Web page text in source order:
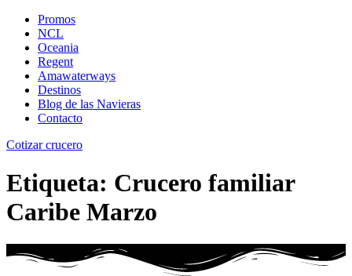
Promos
NCL
Oceania
Regent
Amawaterways
Destinos
Blog de las Navieras
Contacto
Cotizar crucero
Etiqueta: Crucero familiar
Caribe Marzo